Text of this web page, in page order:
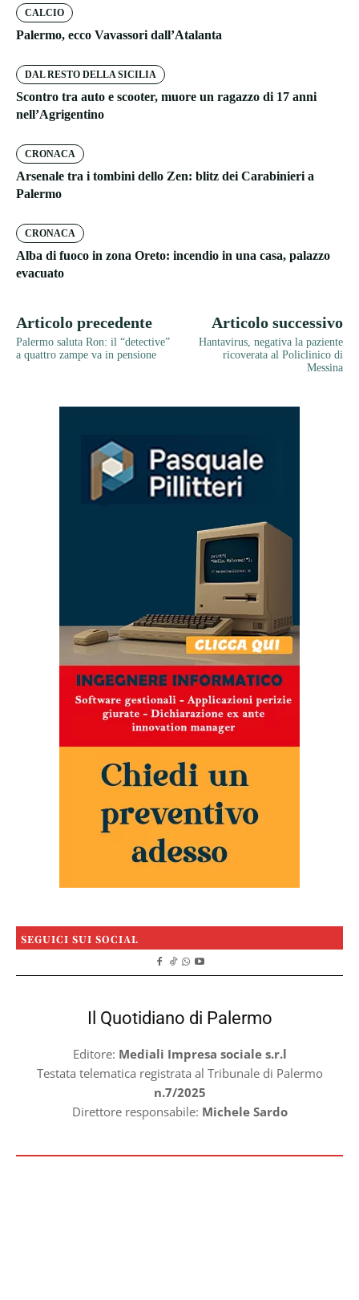
CALCIO
Palermo, ecco Vavassori dall’Atalanta
DAL RESTO DELLA SICILIA
Scontro tra auto e scooter, muore un ragazzo di 17 anni
nell’Agrigentino
CRONACA
Arsenale tra i tombini dello Zen: blitz dei Carabinieri a
Palermo
CRONACA
Alba di fuoco in zona Oreto: incendio in una casa, palazzo
evacuato
Articolo precedente
Palermo saluta Ron: il “detective”
a quattro zampe va in pensione
Articolo successivo
Hantavirus, negativa la paziente
ricoverata al Policlinico di
Messina
SEGUICI SUI SOCIAL
Il Quotidiano di Palermo
Editore: Mediali Impresa sociale s.r.l
Testata telematica registrata al Tribunale di Palermo
n.7/2025
Direttore responsabile: Michele Sardo